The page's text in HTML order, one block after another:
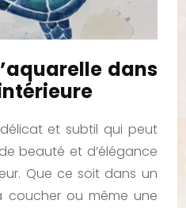
dans
et subtil qui peut
beauté et d’élégance
Que ce soit dans un
coucher ou même une